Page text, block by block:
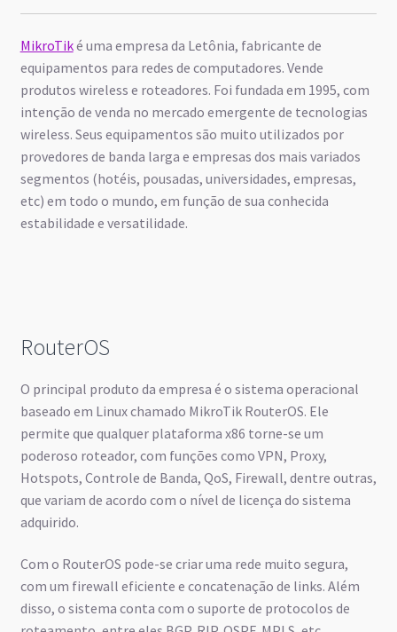
MikroTiké uma empresa da Letônia, fabricante de
equipamentos para redes de computadores. Vende
produtos wireless e roteadores. Foi fundada em 1995, com
intenção de venda no mercado emergente de tecnologias
wireless. Seus equipamentos são muito utilizados por
provedores de banda larga e empresas dos mais variados
segmentos (hotéis, pousadas, universidades, empresas,
etc) em todo o mundo, em função de sua conhecida
estabilidade e versatilidade.
RouterOS
O principal produto da empresa é o sistema operacional
baseado em Linux chamado MikroTik RouterOS. Ele
permite que qualquer plataforma x86 torne-se um
poderoso roteador, com funções como VPN, Proxy,
Hotspots, Controle de Banda, QoS, Firewall, dentre outras,
que variam de acordo com o nível de licença do sistema
adquirido.
Com o RouterOS pode-se criar uma rede muito segura,
com um firewall eficiente e concatenação de links. Além
disso, o sistema conta com o suporte de protocolos de